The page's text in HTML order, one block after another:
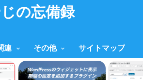
の忘備録
連 その他 サイトマップ